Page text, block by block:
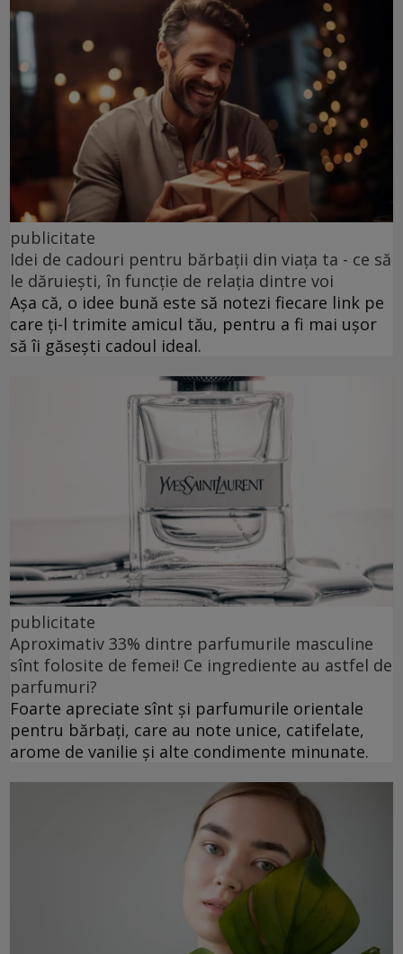
publicitate
Idei de cadouri pentru bărbații din viața ta - ce să
le dăruiești, în funcție de relația dintre voi
Așa că, o idee bună este să notezi fiecare link pe
care ți-l trimite amicul tău, pentru a fi mai ușor
să îi găsești cadoul ideal.
publicitate
Aproximativ 33% dintre parfumurile masculine
sînt folosite de femei! Ce ingrediente au astfel de
parfumuri?
Foarte apreciate sînt și parfumurile orientale
pentru bărbați, care au note unice, catifelate,
arome de vanilie și alte condimente minunate.